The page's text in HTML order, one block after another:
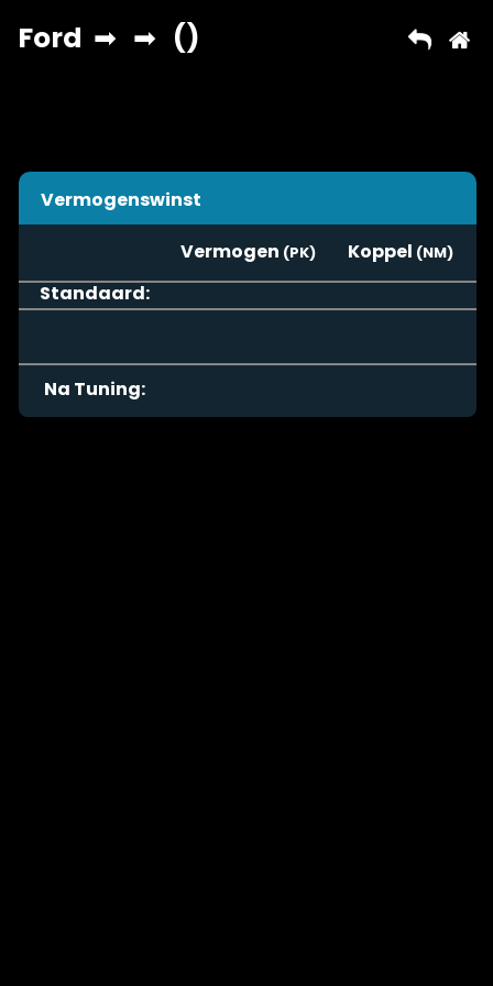
Vermogenswinst
Vermogen
Koppel
Standaard:
Na Tuning: